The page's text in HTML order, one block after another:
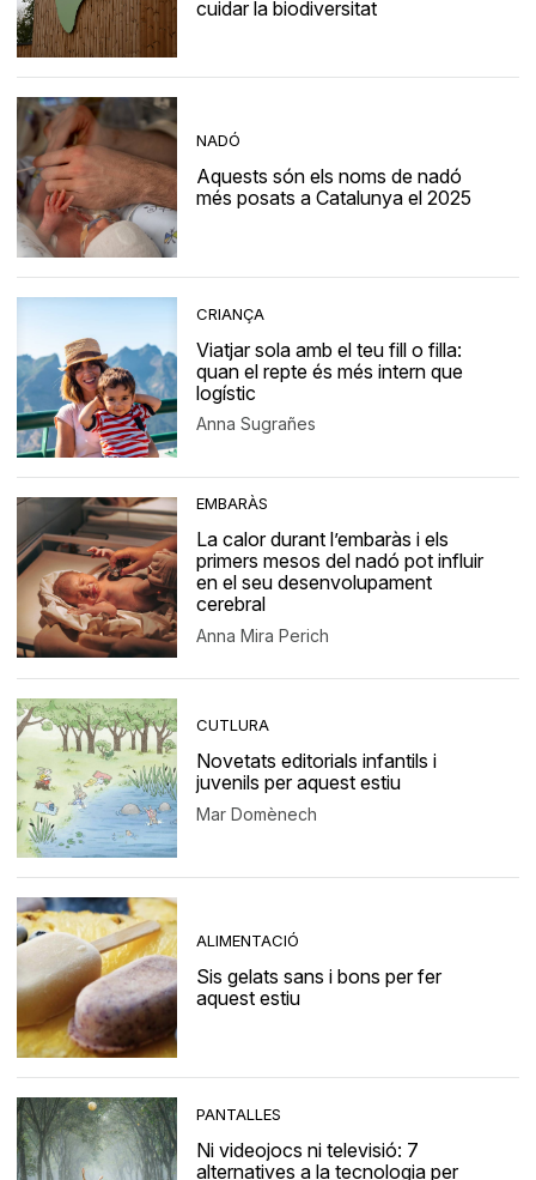
cuidar la biodiversitat
NADÓ
Aquests són els noms de nadó
més posats a Catalunya el 2025
CRIANÇA
Viatjar sola amb el teu fill o filla:
quan el repte és més intern que
logístic
Anna Sugrañes
EMBARÀS
La calor durant l’embaràs i els
primers mesos del nadó pot influir
en el seu desenvolupament
cerebral
Anna Mira Perich
CUTLURA
Novetats editorials infantils i
juvenils per aquest estiu
Mar Domènech
ALIMENTACIÓ
Sis gelats sans i bons per fer
aquest estiu
PANTALLES
Ni videojocs ni televisió: 7
alternatives a la tecnologia per